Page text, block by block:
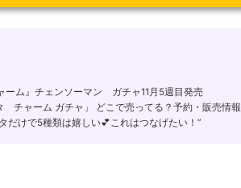
ーム』チェンソーマン ガチャ11月5週目発売
ャーム ガチャ」 どこで売ってる？予約・販売情報
だけで5種類は嬉しい💕これはつなげたい！”